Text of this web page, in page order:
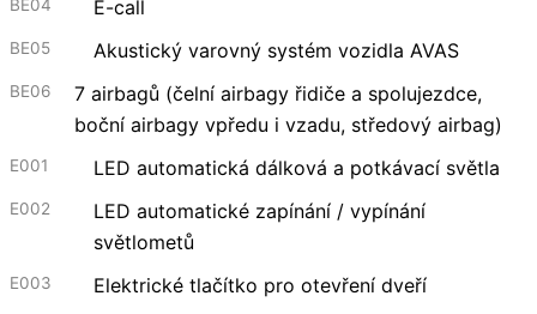
BE04 E-call
BE05 Akustický varovný systém vozidla AVAS
BE06
7 airbagů (čelní airbagy řidiče a spolujezdce,
boční airbagy vpředu i vzadu, středový airbag)
E001 LED automatická dálková a potkávací světla
E002
LED automatické zapínání / vypínání
světlometů
E003 Elektrické tlačítko pro otevření dveří